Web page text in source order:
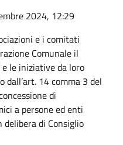
2024, 12:29
e i comitati
Comunale il
le iniziative da loro
dall’art. 14 comma 3 del
di
a persone ed enti
delibera di Consiglio